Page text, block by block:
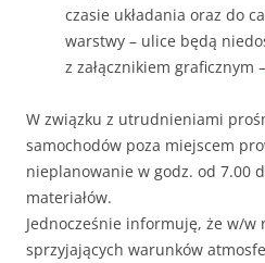
czasie układania oraz do
warstwy – ulice będą
z załącznikiem graficznym –
W związku z utrudnieniami
samochodów poza miejscem
nieplanowanie w godz. od 7.00
materiałów.
Jednocześnie informuję, że w/w
sprzyjających warunków